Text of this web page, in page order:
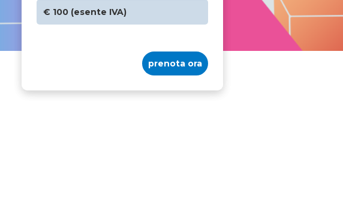
€ 100 (esente IVA)
prenota ora